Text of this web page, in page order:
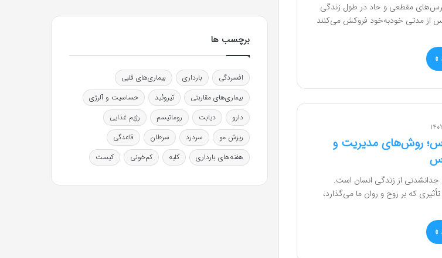
مقطعی و حاد در طول زندگی
از مدتی خودبه‌خود فروکش می‌کنند
»
روش‌های مدیریت و
از زندگی انسان است.
که بر روح و روان ما می‌گذارد،
»
برچسب ها
افسردگی بارداری
بیماری‌های قلبی
بیماری‌های مقاربتی
تیروئید
حساسیت و آلرژی
دارو
دیابت روماتیسم
رژیم غذایی
ریزش مو
سردرد سرطان
قاعدگی
هفته‌های بارداری
کلیه کم‌خونی کیست